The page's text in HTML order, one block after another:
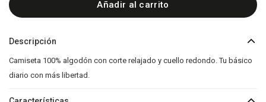
Añadir al carrito
Descripción
Camiseta 100% algodón con corte relajado y cuello redondo. Tu básico
diario con más libertad.